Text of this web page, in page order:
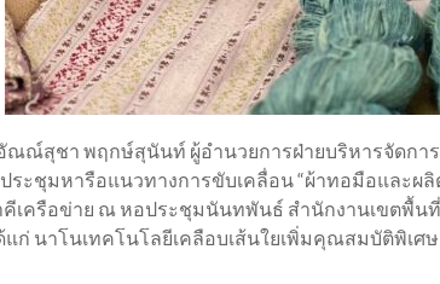
อัณณ์สุชา พฤกษ์สุนันท์ ผู้อำนวยการฝ่ายบริหารจัด
ระชุมหารือแนวทางการขับเคลื่อน “ผ้าทอมือและ
เครือข่าย ณ หอประชุมนันทพันธ์ สำนักงานเขตพื้นที่
ก่ นาโนเทคโนโลยีเคลือบเส้นใยเพิ่มคุณสมบัติพิเ